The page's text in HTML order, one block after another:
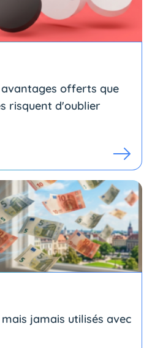
avantages offerts que
risquent d'oublier
jamais utilisés avec